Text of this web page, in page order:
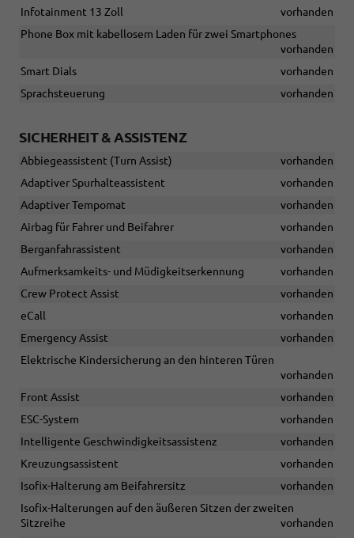
Infotainment 13 Zoll
vorhanden
Phone Box mit kabellosem Laden für zwei Smartphones
vorhanden
Smart Dials
vorhanden
Sprachsteuerung
vorhanden
SICHERHEIT & ASSISTENZ
Abbiegeassistent (Turn Assist)
vorhanden
Adaptiver Spurhalteassistent
vorhanden
Adaptiver Tempomat
vorhanden
Airbag für Fahrer und Beifahrer
vorhanden
Berganfahrassistent
vorhanden
Aufmerksamkeits- und Müdigkeitserkennung
vorhanden
Crew Protect Assist
vorhanden
eCall
vorhanden
Emergency Assist
vorhanden
Elektrische Kindersicherung an den hinteren Türen
vorhanden
Front Assist
vorhanden
ESC-System
vorhanden
Intelligente Geschwindigkeitsassistenz
vorhanden
Kreuzungsassistent
vorhanden
Isofix-Halterung am Beifahrersitz
vorhanden
Isofix-Halterungen auf den äußeren Sitzen der zweiten
Sitzreihe
vorhanden